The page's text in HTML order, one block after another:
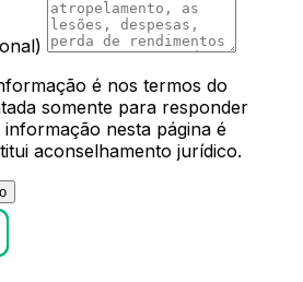
é nos termos do
somente para responder
nesta página é
aconselhamento jurídico.